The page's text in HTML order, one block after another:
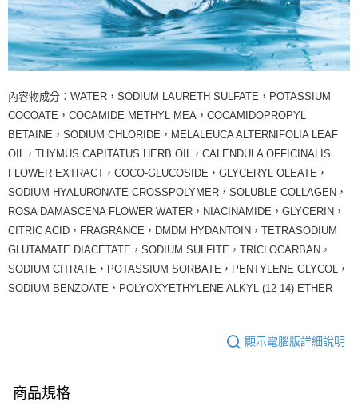
內容物成分：WATER，SODIUM LAURETH SULFATE，POTASSIUM
COCOATE，COCAMIDE METHYL MEA，COCAMIDOPROPYL
BETAINE，SODIUM CHLORIDE，MELALEUCA ALTERNIFOLIA LEAF
OIL，THYMUS CAPITATUS HERB OIL，CALENDULA OFFICINALIS
FLOWER EXTRACT，COCO-GLUCOSIDE，GLYCERYL OLEATE，
SODIUM HYALURONATE CROSSPOLYMER，SOLUBLE COLLAGEN，
ROSA DAMASCENA FLOWER WATER，NIACINAMIDE，GLYCERIN，
CITRIC ACID，FRAGRANCE，DMDM HYDANTOIN，TETRASODIUM
GLUTAMATE DIACETATE，SODIUM SULFITE，TRICLOCARBAN，
SODIUM CITRATE，POTASSIUM SORBATE，PENTYLENE GLYCOL，
SODIUM BENZOATE，POLYOXYETHYLENE ALKYL (12-14) ETHER
顯示電腦版詳細說明
商品規格